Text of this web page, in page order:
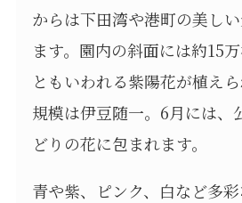
からは下田湾や港町の美し
ます。園内の斜面には約15
ともいわれる紫陽花が植え
規模は伊豆随一。6月には、
どりの花に包まれます。
青や紫、ピンク、白など多